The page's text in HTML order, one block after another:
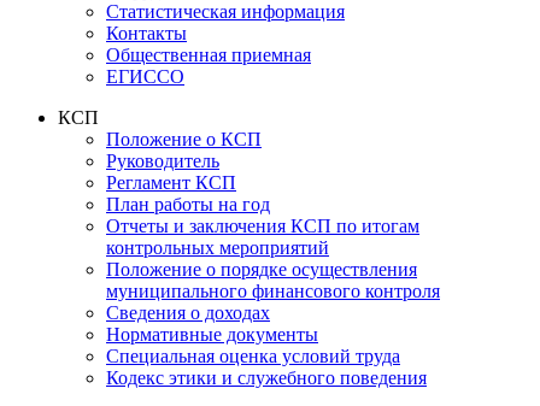
Статистическая информация
Контакты
Общественная приемная
ЕГИССО
КСП
Положение о КСП
Руководитель
Регламент КСП
План работы на год
Отчеты и заключения КСП по итогам
контрольных мероприятий
Положение о порядке осуществления
муниципального финансового контроля
Сведения о доходах
Нормативные документы
Специальная оценка условий труда
Кодекс этики и служебного поведения